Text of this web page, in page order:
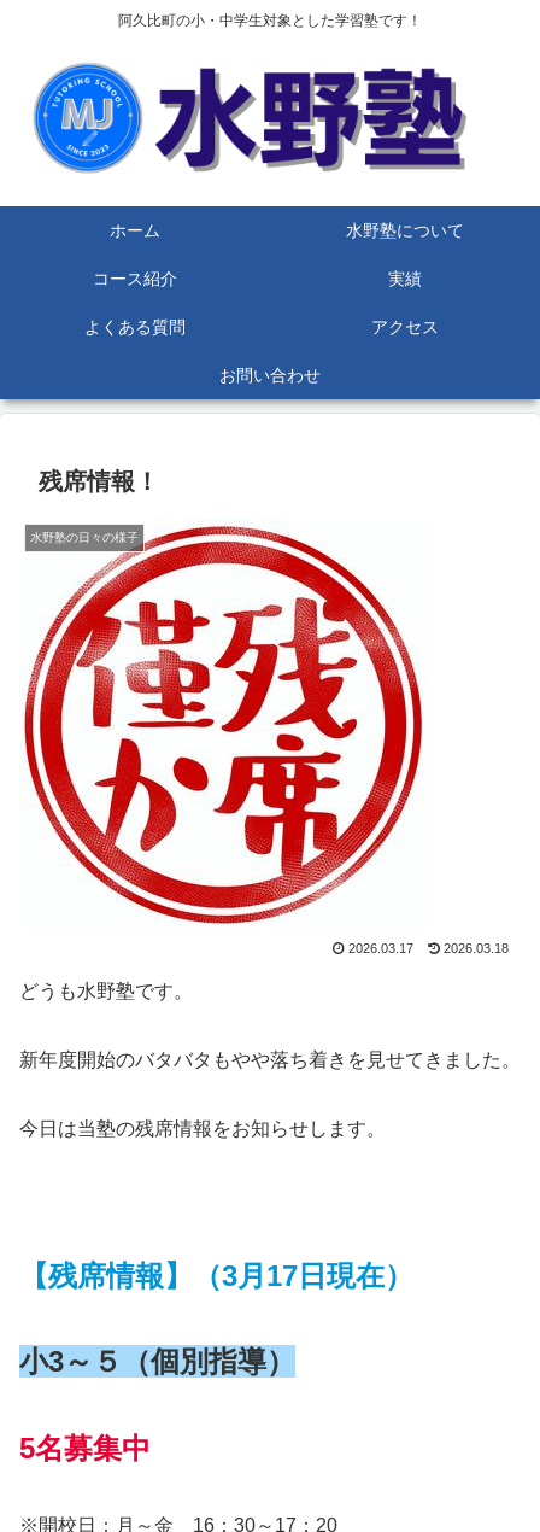
阿久比町の小・中学生対象とした学習塾です！
ホーム 水野塾について
コース紹介 実績
よくある質問 アクセス
お問い合わせ
残席情報！
水野塾の日々の様子
2026.03.17 2026.03.18
どうも水野塾です。
新年度開始のバタバタもやや落ち着きを見せてきました。
今日は当塾の残席情報をお知らせします。
【残席情報】（3月17日現在）
小3～５（個別指導）
5名募集中
※開校日：月～金 16：30～17：20